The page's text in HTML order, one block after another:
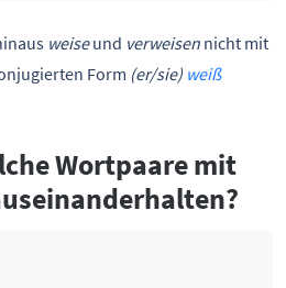
weiseund verweisen nicht mit
Form (er/sie) weiß
Wortpaare mit